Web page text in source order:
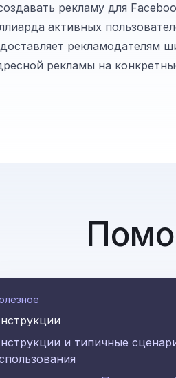
рекламу для
активных
рекламодателям
рекламы на
и типичные